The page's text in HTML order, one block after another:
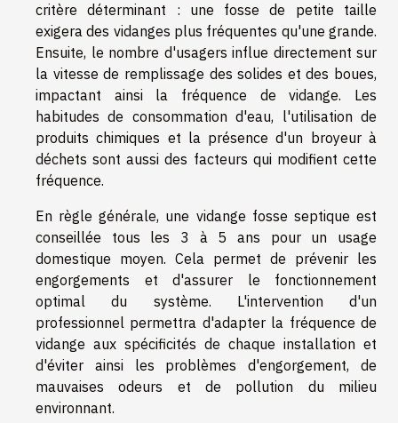
critère déterminant : une fosse de petite taille
exigera des vidanges plus fréquentes qu'une grande.
Ensuite, le nombre d'usagers influe directement sur
la vitesse de remplissage des solides et des boues,
impactant ainsi la fréquence de vidange. Les
habitudes de consommation d'eau, l'utilisation de
produits chimiques et la présence d'un broyeur à
déchets sont aussi des facteurs qui modifient cette
fréquence.
En règle générale, une vidange fosse septique est
conseillée tous les 3 à 5 ans pour un usage
domestique moyen. Cela permet de prévenir les
engorgements et d'assurer le fonctionnement
optimal du système. L'intervention d'un
professionnel permettra d'adapter la fréquence de
vidange aux spécificités de chaque installation et
d'éviter ainsi les problèmes d'engorgement, de
mauvaises odeurs et de pollution du milieu
environnant.